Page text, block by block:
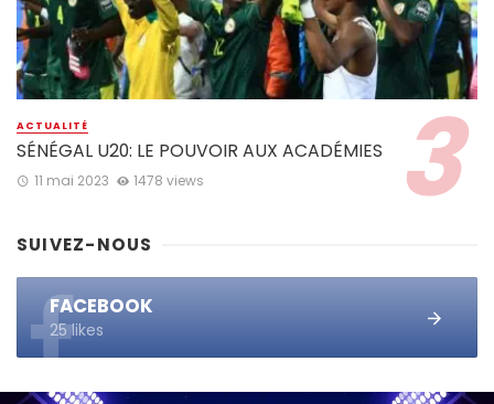
ACTUALITÉ
SÉNÉGAL U20: LE POUVOIR AUX ACADÉMIES
11 mai 2023 1478 views
SUIVEZ-NOUS
FACEBOOK
25 likes